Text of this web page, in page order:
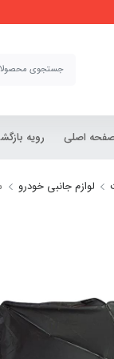
اصلی رویه
لوازم جانبی خودرو